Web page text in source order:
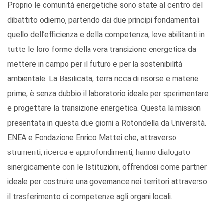
Proprio le comunità energetiche sono state al centro del
dibattito odierno, partendo dai due principi fondamentali
quello dell’efficienza e della competenza, leve abilitanti in
tutte le loro forme della vera transizione energetica da
mettere in campo per il futuro e per la sostenibilità
ambientale. La Basilicata, terra ricca di risorse e materie
prime, è senza dubbio il laboratorio ideale per sperimentare
e progettare la transizione energetica. Questa la mission
presentata in questa due giorni a Rotondella da Università,
ENEA e Fondazione Enrico Mattei che, attraverso
strumenti, ricerca e approfondimenti, hanno dialogato
sinergicamente con le Istituzioni, offrendosi come partner
ideale per costruire una governance nei territori attraverso
il trasferimento di competenze agli organi locali.